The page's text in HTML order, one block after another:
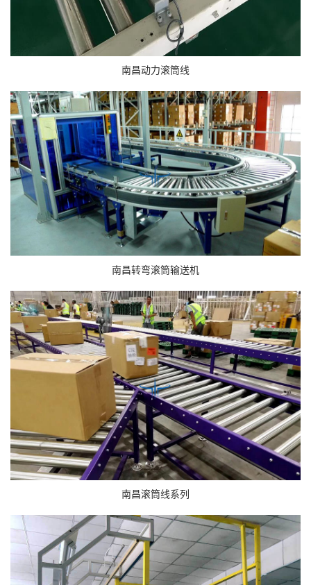
南昌动力滚筒线
南昌转弯滚筒输送机
南昌滚筒线系列